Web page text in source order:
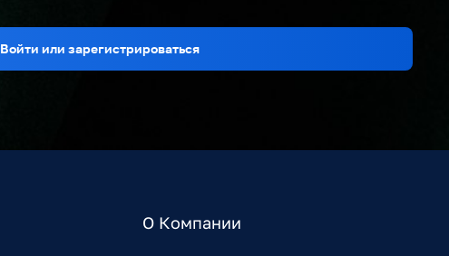
Войти или зарегистрироваться
О Компании